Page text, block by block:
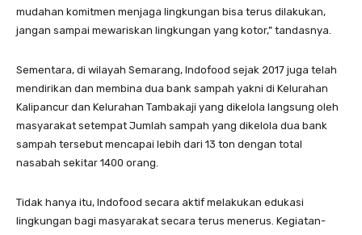
mudahan komitmen menjaga lingkungan bisa terus dilakukan,
jangan sampai mewariskan lingkungan yang kotor,” tandasnya.
Sementara, di wilayah Semarang, lndofood sejak 2017 juga telah
mendirikan dan membina dua bank sampah yakni di Kelurahan
Kalipancur dan Kelurahan Tambakaji yang dikelola Iangsung oleh
masyarakat setempat Jumlah sampah yang dikelola dua bank
sampah tersebut mencapai lebih dari 13 ton dengan total
nasabah sekitar 1400 orang.
Tidak hanya itu, lndofood secara aktif melakukan edukasi
lingkungan bagi masyarakat secara terus menerus. Kegiatan-